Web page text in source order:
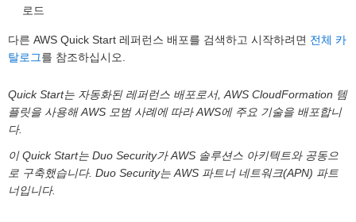
로드
다른 AWS Quick Start 레퍼런스 배포를 검색하고 시작하려면 전체 카
탈로그를 참조하십시오.
Quick Start는 자동화된 레퍼런스 배포로서, AWS CloudFormation 템
플릿을 사용해 AWS 모범 사례에 따라 AWS에 주요 기술을 배포합니
다.
이 Quick Start는 Duo Security가 AWS 솔루션스 아키텍트와 공동으
로 구축했습니다. Duo Security는 AWS 파트너 네트워크(APN) 파트
너입니다.